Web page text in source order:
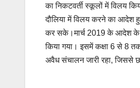
का निकटवर्ती स्कूलों में विलय
दौलिया में विलय करने का आदेश
कर सके।मार्च 2019 के आदेश के
किया गया। इसमें कक्षा 6 से 8
अवैध संचालन जारी रहा, जिससे